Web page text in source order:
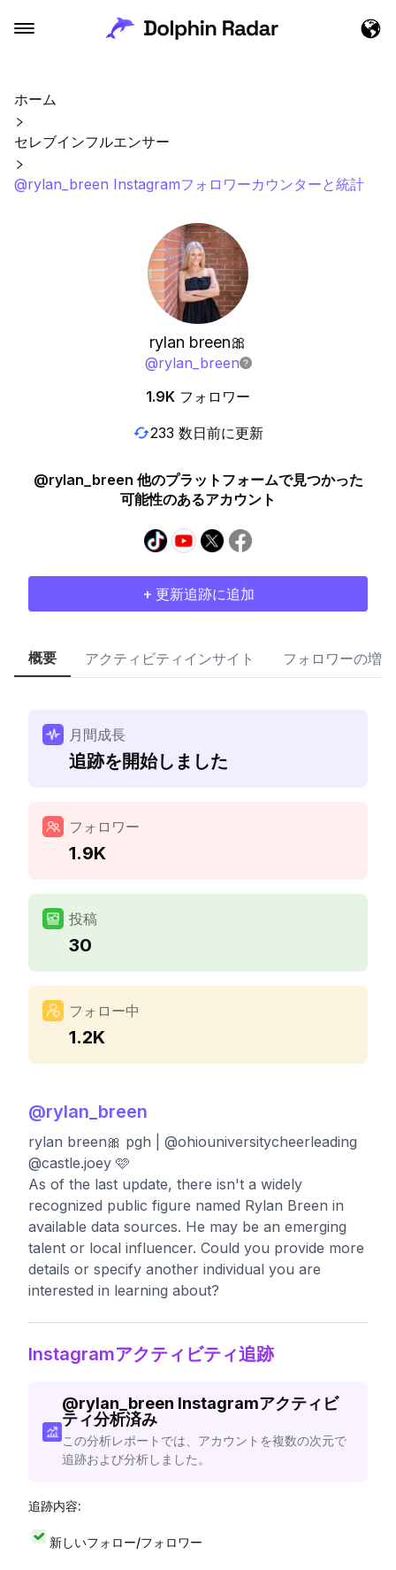
ホーム
セレブインフルエンサー
@rylan_breen Instagramフォロワーカウンターと統計
rylan breen🎀
@rylan_breen
1.9K フォロワー
233 数日前に更新
@rylan_breen 他のプラットフォームで見つかった
可能性のあるアカウント
+ 更新追跡に追加
概要 アクティビティインサイト フォロワーの増加
月間成長
追跡を開始しました
フォロワー
1.9K
投稿
30
フォロー中
1.2K
@rylan_breen
rylan breen🎀 pgh | @ohiouniversitycheerleading
@castle.joey 🩷
As of the last update, there isn't a widely
recognized public figure named Rylan Breen in
available data sources. He may be an emerging
talent or local influencer. Could you provide more
details or specify another individual you are
interested in learning about?
Instagramアクティビティ追跡
@rylan_breen Instagramアクティビ
ティ分析済み
この分析レポートでは、アカウントを複数の次元で
追跡および分析しました。
追跡内容:
新しいフォロー/フォロワー